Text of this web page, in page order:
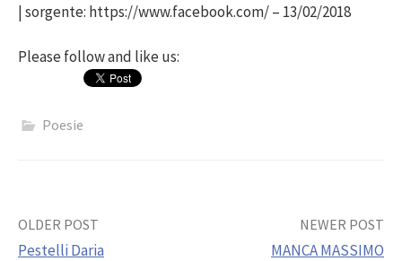
| sorgente: https://www.facebook.com/ – 13/02/2018
Please follow and like us:
Poesie
Post
OLDER POST
Pestelli Daria
NEWER POST
MANCA MASSIMO